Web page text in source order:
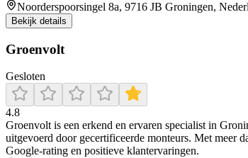
Noorderspoorsingel 8a, 9716 JB Groningen,
Bekijk details
Groenvolt
Gesloten
4.8
Groenvolt is een erkend en ervaren specialist in
uitgevoerd door gecertificeerde monteurs. Met meer
Google-rating en positieve klantervaringen.